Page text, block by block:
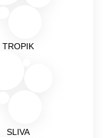
TROPIK
SLIVA